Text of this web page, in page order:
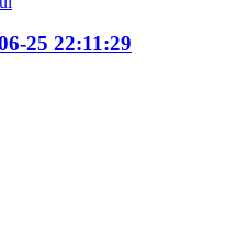
25 22:11:29